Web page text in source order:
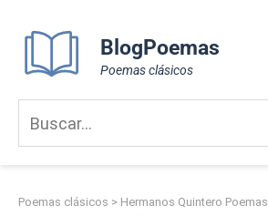
content
BlogPoemas
Poemas clásicos
Poemas clásicos > Hermanos Quintero Poemas